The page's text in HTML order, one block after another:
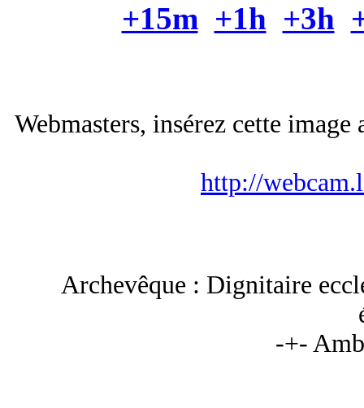
+15m +1h +3h
Webmasters, insérez cette
http://
Archevêque : Dignitaire
-+-